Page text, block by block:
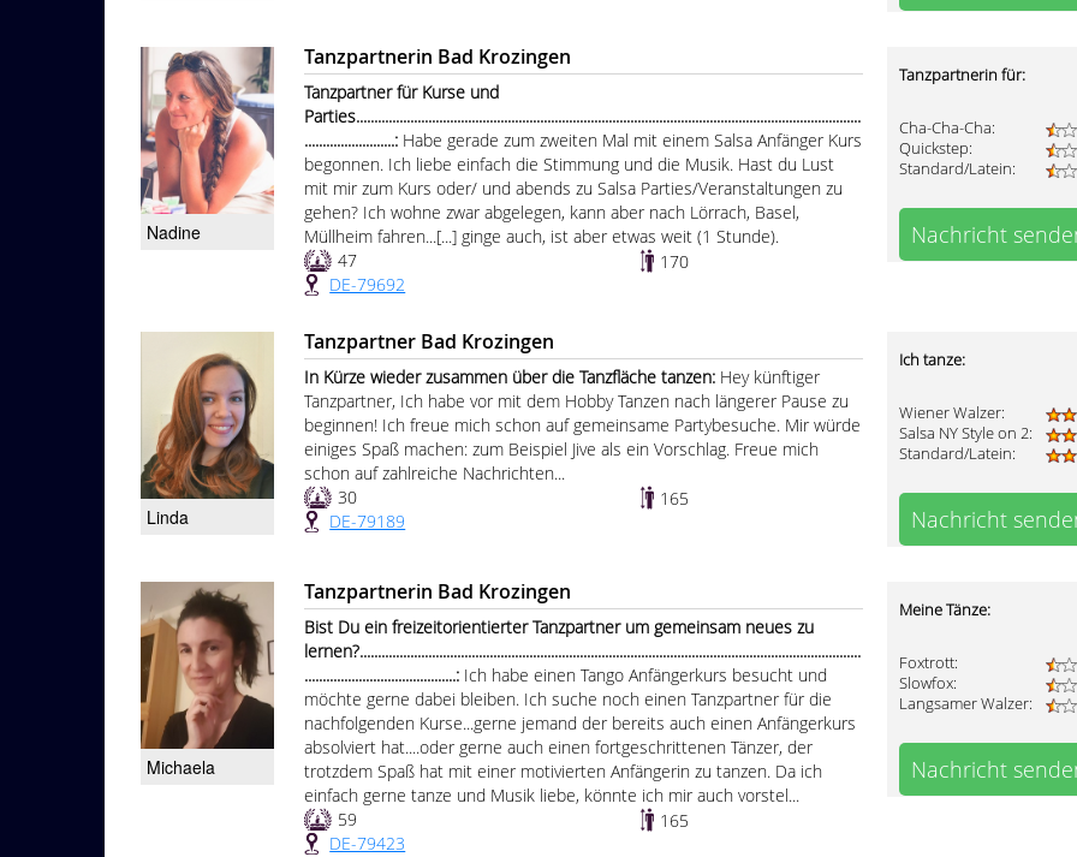
Nadine
Tanzpartnerin Bad Krozingen
Tanzpartner für Kurse und
Parties............................................................................................................................................
.........................: Habe gerade zum zweiten Mal mit einem Salsa Anfänger Kurs
begonnen. Ich liebe einfach die Stimmung und die Musik. Hast du Lust
mit mir zum Kurs oder/ und abends zu Salsa Parties/Veranstaltungen zu
gehen? Ich wohne zwar abgelegen, kann aber nach Lörrach, Basel,
Müllheim fahren...[...] ginge auch, ist aber etwas weit (1 Stunde).
47
170
DE-79692
Tanzpartnerin für:
Cha-Cha-Cha:
Quickstep:
Standard/Latein:
Nachricht
Linda
Tanzpartner Bad Krozingen
In Kürze wieder zusammen über die Tanzfläche tanzen: Hey künftiger
Tanzpartner, Ich habe vor mit dem Hobby Tanzen nach längerer Pause zu
beginnen! Ich freue mich schon auf gemeinsame Partybesuche. Mir würde
einiges Spaß machen: zum Beispiel Jive als ein Vorschlag. Freue mich
schon auf zahlreiche Nachrichten...
30
165
DE-79189
Ich tanze:
Wiener Walzer:
Salsa NY Style on 2:
Standard/Latein:
Nachricht
Michaela
Tanzpartnerin Bad Krozingen
Bist Du ein freizeitorientierter Tanzpartner um gemeinsam neues zu
lernen?...........................................................................................................................................
..........................................: Ich habe einen Tango Anfängerkurs besucht und
möchte gerne dabei bleiben. Ich suche noch einen Tanzpartner für die
nachfolgenden Kurse...gerne jemand der bereits auch einen Anfängerkurs
absolviert hat....oder gerne auch einen fortgeschrittenen Tänzer, der
trotzdem Spaß hat mit einer motivierten Anfängerin zu tanzen. Da ich
einfach gerne tanze und Musik liebe, könnte ich mir auch vorstel...
59
165
DE-79423
Meine Tänze:
Foxtrott:
Slowfox:
Langsamer Walzer:
Nachricht